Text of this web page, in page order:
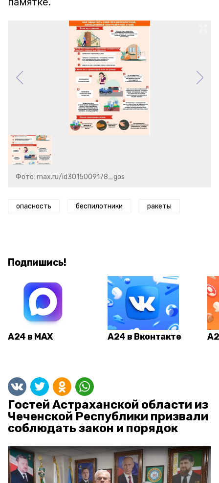
Фото: max.ru/id3015009178_gos
опасность беспилотники ракеты
Подпишись!
А24 в MAX А24 в Вконтакте
Гостей Астраханской области из
Чеченской Республики призвали
соблюдать закон и порядок